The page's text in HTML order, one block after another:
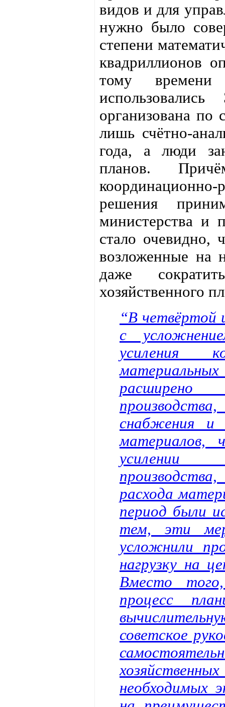
видов и для
нужно было
степени
квадриллионов
тому
организована
лишь счётно-
года, а люди
планов.
координационно-
решения
министерства и
стало очевидно,
возложенные на
даже
хозяйственного
“В четвёртой
с
усиления
расширено
снабжения и
материалов,
усилении
расхода
период были
тем, эти
усложнили
нагрузку на
Вместо того,
процесс
советское
необходимых